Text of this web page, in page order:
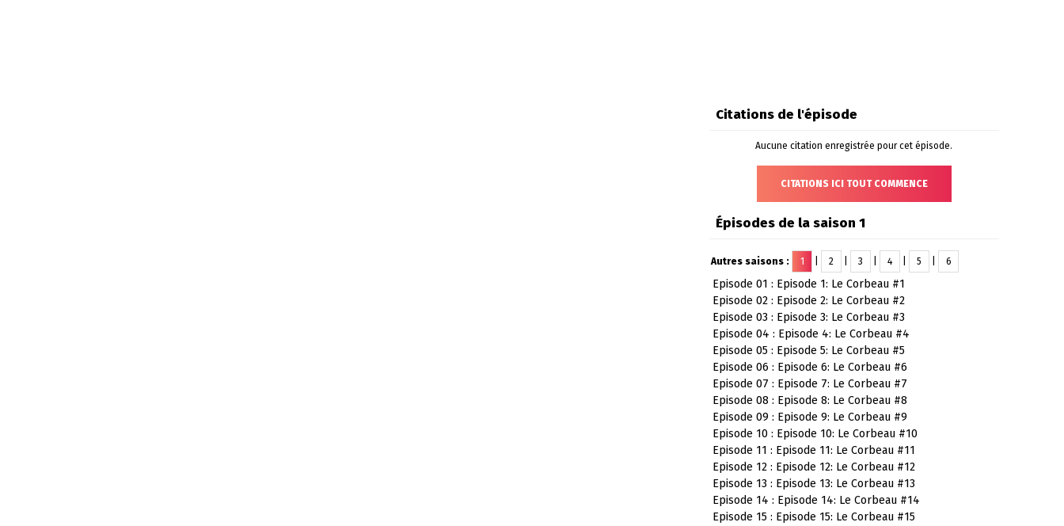
Citations de l'épisode
Aucune citation enregistrée pour cet épisode.
CITATIONS ICI TOUT COMMENCE
Épisodes de la saison 1
Autres saisons : 1 2 3 4 5 6
Episode 01 : Episode 1: Le Corbeau #1
Episode 02 : Episode 2: Le Corbeau #2
Episode 03 : Episode 3: Le Corbeau #3
Episode 04 : Episode 4: Le Corbeau #4
Episode 05 : Episode 5: Le Corbeau #5
Episode 06 : Episode 6: Le Corbeau #6
Episode 07 : Episode 7: Le Corbeau #7
Episode 08 : Episode 8: Le Corbeau #8
Episode 09 : Episode 9: Le Corbeau #9
Episode 10 : Episode 10: Le Corbeau #10
Episode 11 : Episode 11: Le Corbeau #11
Episode 12 : Episode 12: Le Corbeau #12
Episode 13 : Episode 13: Le Corbeau #13
Episode 14 : Episode 14: Le Corbeau #14
Episode 15 : Episode 15: Le Corbeau #15